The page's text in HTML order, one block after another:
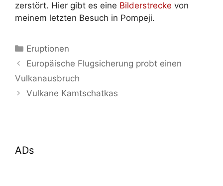
zerstört. Hier gibt es eine Bilderstrecke von
meinem letzten Besuch in Pompeji.
Kategorien
Eruptionen
Europäische Flugsicherung probt einen
Vulkanausbruch
Vulkane Kamtschatkas
ADs